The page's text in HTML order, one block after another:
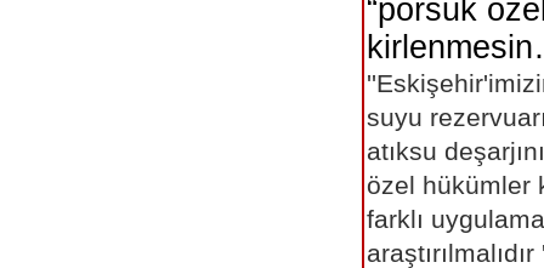
“porsuk
suyu
atıksu
özel hükümler
farklı
araştırılmalıdır